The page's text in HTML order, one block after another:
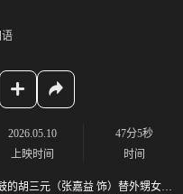
2026.05.10
上映时间
47分5秒
时间
的胡三元（张嘉益 饰）替外甥女报